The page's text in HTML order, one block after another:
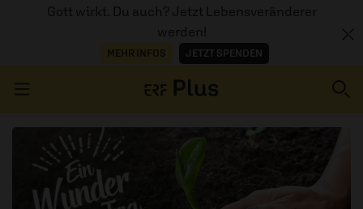
Gott wirkt. Du auch? Jetzt Lebensveränderer
werden!
MEHR INFOS JETZT SPENDEN
ERZÄHL MAL